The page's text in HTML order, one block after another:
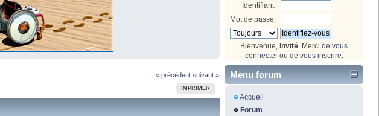
« précédent suivant »
IMPRIMER
Identifiant:
Mot de passe:
Bienvenue, Invité . Merci de vous
connecterou de vous inscrire
Menu forum
Accueil
Forum